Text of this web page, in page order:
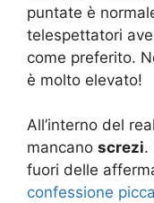
puntate è
telespettatori
come preferito.
è molto elevato!
All’interno del
mancano screzi.
fuori delle
confessione